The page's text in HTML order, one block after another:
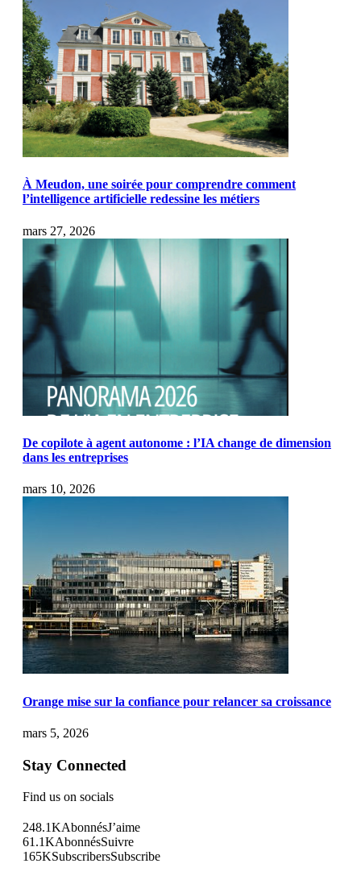
À Meudon, une soirée pour comprendre comment
l’intelligence artificielle redessine les métiers
mars 27, 2026
De copilote à agent autonome : l’IA change de dimension
dans les entreprises
mars 10, 2026
Orange mise sur la confiance pour relancer sa croissance
mars 5, 2026
Stay Connected
Find us on socials
248.1KAbonnésJ’aime
61.1KAbonnésSuivre
165KSubscribersSubscribe